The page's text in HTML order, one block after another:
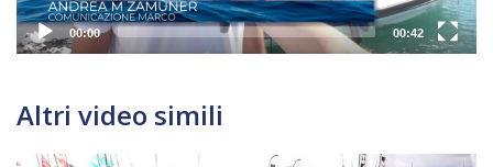
00:00 00:42
Altri video simili